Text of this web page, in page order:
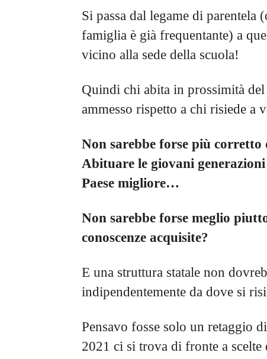
Si passa dal legame di
famiglia è già frequentante) a
vicino alla sede della scuola!
Quindi chi abita in prossimità
ammesso rispetto a chi risiede
Non sarebbe forse più
Abituare le giovani
Paese migliore…
Non sarebbe forse meglio
conoscenze acquisite?
E una struttura statale non
indipendentemente da dove si
Pensavo fosse solo un retaggio
2021 ci si trova di fronte a